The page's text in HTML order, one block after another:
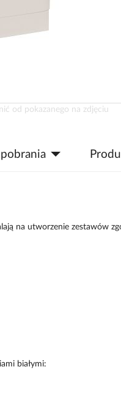
od pokazanego na zdjęciu
na utworzenie zestawów
białymi: